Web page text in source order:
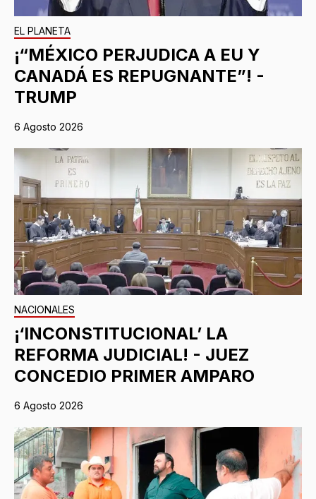
EL PLANETA
¡“MÉXICO PERJUDICA A EU Y
CANADÁ ES REPUGNANTE”! -
TRUMP
6 Agosto 2026
NACIONALES
¡‘INCONSTITUCIONAL’ LA
REFORMA JUDICIAL! - JUEZ
CONCEDIO PRIMER AMPARO
6 Agosto 2026